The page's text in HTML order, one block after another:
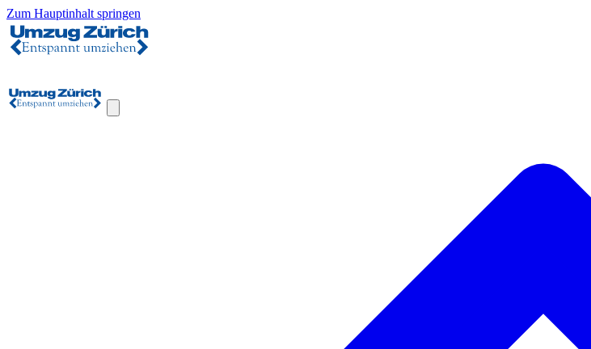
Zum Hauptinhalt springen